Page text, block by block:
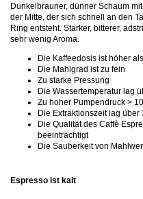
Dunkelbrauner, dünner Schaum
der Mitte, der sich schnell an den
Ring entsteht. Starker, bitterer,
sehr wenig Aroma.
Die Kaffeedosis ist höher
Die Mahlgrad ist zu fein
Zu starke Pressung
Die Wassertemperatur lag
Zu hoher Pumpendruck >
Die Extraktionszeit lag über
Die Qualität des Caffè
beeinträchtigt
Die Sauberkeit von
Espresso ist kalt